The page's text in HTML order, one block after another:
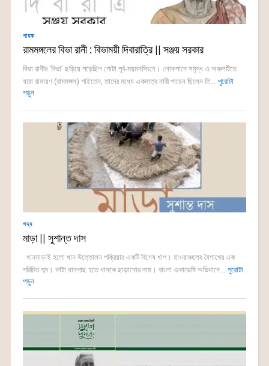
গায়ক
রামমঙ্গলের বিভা রানী : বিভাময়ী দিবারাত্রি || সঞ্জয় সরকার
বিভা রানীর ‘বিভা’ ছড়িয়ে পড়েছিল গোটা পূর্ব-ময়মনসিংহে। লোকগানে সমৃদ্ধ এ অঞ্চলটিতে
যারা রামায়ণ (রামমঙ্গল) গাইতেন, তাদের মধ্যে একমাত্র নারী গায়েন ছিলেন তি... পুরোটা
পড়ুন
গদ্য
মাড়া || সুশান্ত দাস
ধানমাড়াই হলো ধান উত্তোলন পক্রিয়ার একটি বিশেষ ধাপ। হাওরাঞ্চলের বৈশাখের এক
পরিচিত শব্দ। কাটা ধানগাছ হতে ধানকে ছাড়ানোর নাম। বাংলা একাডেমি অভিধানে... পুরোটা
পড়ুন